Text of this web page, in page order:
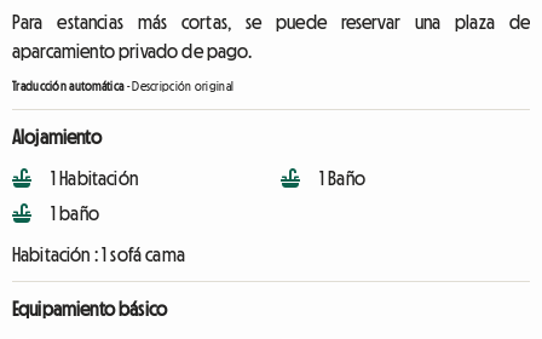
Para estancias más cortas, se puede reservar una plaza de
aparcamiento privado de pago.
Traducción automática-Descripción original
Alojamiento
1 Habitación
1 baño
1 Baño
Habitación :1 sofá cama
Equipamiento básico